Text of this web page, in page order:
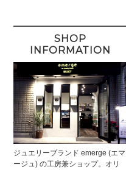
SHOP
INFORMATION
ジュエリーブランド emerge (エマ
ージュ) の工房兼ショップ。オリ